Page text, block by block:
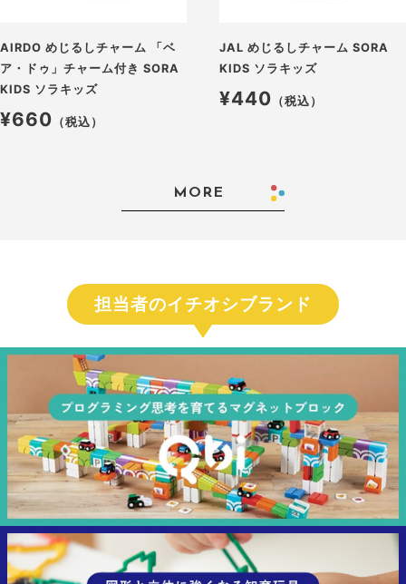
AIRDO めじるしチャーム 「ベ
ア・ドゥ」チャーム付き SORA
KIDS ソラキッズ
¥660 （税込）
JAL めじるしチャーム SORA
KIDS ソラキッズ
¥440 （税込）
MORE
担当者のイチオシブランド